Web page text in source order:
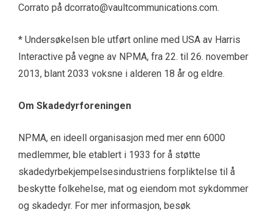
Corrato på dcorrato@vaultcommunications.com.
* Undersøkelsen ble utført online med USA av Harris
Interactive på vegne av NPMA, fra 22. til 26. november
2013, blant 2033 voksne i alderen 18 år og eldre.
Om Skadedyrforeningen
NPMA, en ideell organisasjon med mer enn 6000
medlemmer, ble etablert i 1933 for å støtte
skadedyrbekjempelsesindustriens forpliktelse til å
beskytte folkehelse, mat og eiendom mot sykdommer
og skadedyr. For mer informasjon, besøk